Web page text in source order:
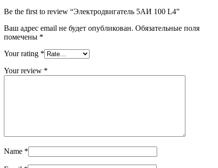
Be the first to review “Электродвигатель 5АИ 100 L4”
Ваш адрес email не будет опубликован. Обязательные поля
помечены *
Your rating *
Your review *
Name *